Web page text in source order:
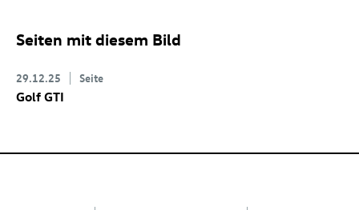
Seiten mit diesem Bild
29.12.25 Seite
Golf GTI